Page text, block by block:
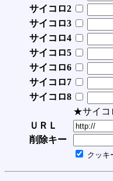
サイコロ2
サイコロ3
サイコロ4
サイコロ5
サイコロ6
サイコロ7
サイコロ8
★サイコ
ＵＲＬ
削除キー
クッキ